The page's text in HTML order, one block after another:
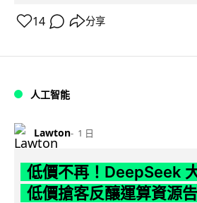
14 分享
人工智能
Lawton 1 日
低價不再！DeepSeek
低價搶客反釀運算資源